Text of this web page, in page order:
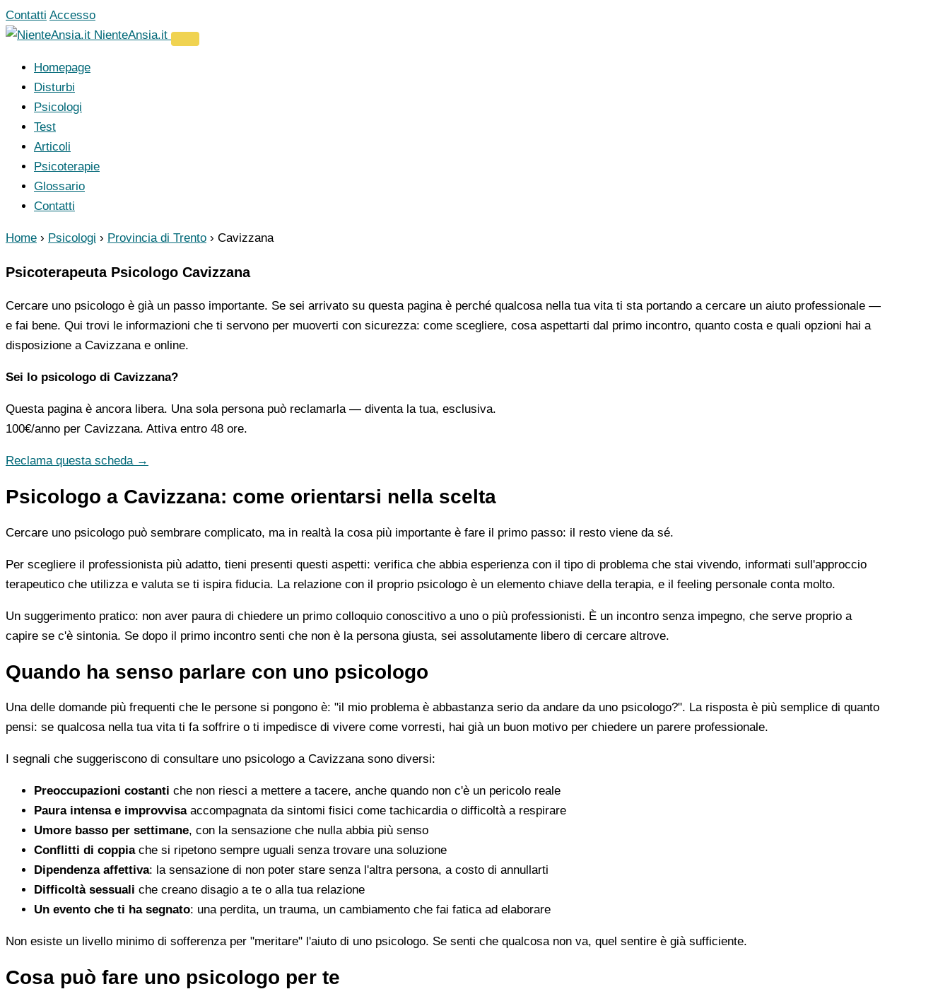
Vai
al
Contatti Accesso
NienteAnsia.it
Homepage
Disturbi
Psicologi
Test
Articoli
Psicoterapie
Glossario
Contatti
Home › Psicologi › Provincia di Trento › Cavizzana
Psicoterapeuta Psicologo Cavizzana
Cercare uno psicologo è già un passo importante. Se sei arrivato su questa pagina è perché qualcosa nella tua vita ti sta portando a cercare un aiuto professionale —
e fai bene. Qui trovi le informazioni che ti servono per muoverti con sicurezza: come scegliere, cosa aspettarti dal primo incontro, quanto costa e quali opzioni hai a
disposizione a Cavizzana e online.
Sei lo psicologo di Cavizzana?
Questa pagina è ancora libera. Una sola persona può reclamarla — diventa la tua, esclusiva.
100€/anno per Cavizzana. Attiva entro 48 ore.
Reclama questa scheda →
Psicologo a Cavizzana: come orientarsi nella scelta
Cercare uno psicologo può sembrare complicato, ma in realtà la cosa più importante è fare il primo passo: il resto viene da sé.
Per scegliere il professionista più adatto, tieni presenti questi aspetti: verifica che abbia esperienza con il tipo di problema che stai vivendo, informati sull'approccio
terapeutico che utilizza e valuta se ti ispira fiducia. La relazione con il proprio psicologo è un elemento chiave della terapia, e il feeling personale conta molto.
Un suggerimento pratico: non aver paura di chiedere un primo colloquio conoscitivo a uno o più professionisti. È un incontro senza impegno, che serve proprio a
capire se c'è sintonia. Se dopo il primo incontro senti che non è la persona giusta, sei assolutamente libero di cercare altrove.
Quando ha senso parlare con uno psicologo
Una delle domande più frequenti che le persone si pongono è: "il mio problema è abbastanza serio da andare da uno psicologo?". La risposta è più semplice di quanto
pensi: se qualcosa nella tua vita ti fa soffrire o ti impedisce di vivere come vorresti, hai già un buon motivo per chiedere un parere professionale.
I segnali che suggeriscono di consultare uno psicologo a Cavizzana sono diversi:
Preoccupazioni costanti che non riesci a mettere a tacere, anche quando non c'è un pericolo reale
Paura intensa e improvvisaaccompagnata da sintomi fisici come tachicardia o difficoltà a respirare
Umore basso per settimane, con la sensazione che nulla abbia più senso
Conflitti di coppiache si ripetono sempre uguali senza trovare una soluzione
Dipendenza affettiva: la sensazione di non poter stare senza l'altra persona, a costo di annullarti
Difficoltà sessuali che creano disagio a te o alla tua relazione
Un evento che ti ha segnato: una perdita, un trauma, un cambiamento che fai fatica ad elaborare
Non esiste un livello minimo di sofferenza per "meritare" l'aiuto di uno psicologo. Se senti che qualcosa non va, quel sentire è già sufficiente.
Cosa può fare uno psicologo per te